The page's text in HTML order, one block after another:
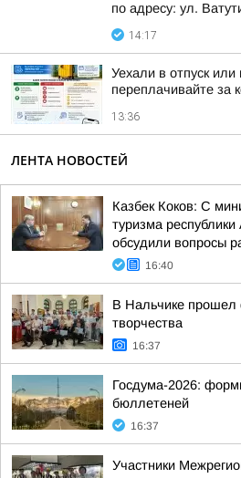
по адресу: ул.
14:17
Уехали в отпуск
переплачивайте за
13:36
ЛЕНТА НОВОСТЕЙ
Казбек Коков: С
туризма
обсудили вопросы
16:40
В Нальчике
творчества
16:37
Госдума-2026:
бюллетеней
16:37
Участники